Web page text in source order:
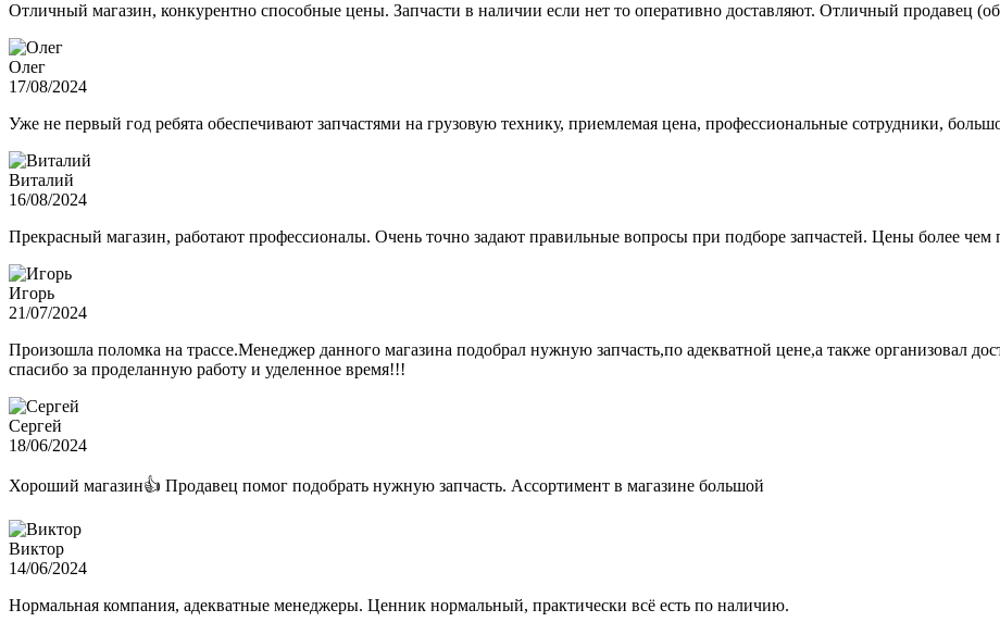
Отличный магазин, конкурентно способные цены. Запчасти в наличии если нет то оперативно доставляют. Отличный продавец
Олег
17/08/2024
Уже не первый год ребята обеспечивают запчастями на грузовую технику, приемлемая цена, профессиональные сотрудники,
Виталий
16/08/2024
Прекрасный магазин, работают профессионалы. Очень точно задают правильные вопросы при подборе запчастей. Цены более
Игорь
21/07/2024
Произошла поломка на трассе.Менеджер данного магазина подобрал нужную запчасть,по адекватной цене,а также организовал
спасибо за проделанную работу и уделенное время!!!
Сергей
18/06/2024
Хороший магазин👍 Продавец помог подобрать нужную запчасть. Ассортимент в магазине большой
Виктор
14/06/2024
Нормальная компания, адекватные менеджеры. Ценник нормальный, практически всё есть по наличию.